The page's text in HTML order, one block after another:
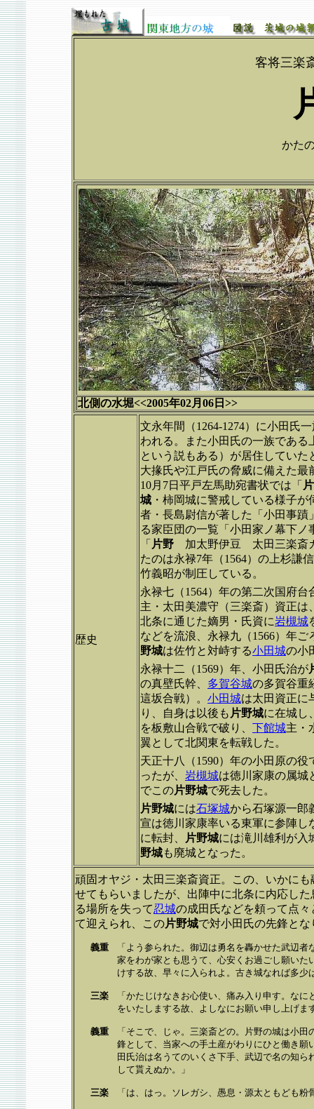
客将三楽
かた
北側の水堀<<2005年02月06日>>
歴史
文永年間（1264-1274）に小田氏
われる。また小田氏の一族であ
という説もある）が居住してい
大掾氏や江戸氏の脅威に備えた
10月7日平戸左馬助宛書状では「
城 ・柿岡城に警戒している様子
者・長島尉信が著した「小田事
る家臣団の一覧「小田家ノ幕下
「 片野 加太野伊豆 太田三楽斎
たのは永禄7年（1564）の上杉謙
竹義昭が制圧している。
永禄七（1564）年の第二次国府
主・太田美濃守（三楽斎）資正
北条に通じた嫡男・氏資に岩槻城
などを流浪、永禄九（1566）年
野城は佐竹と対峙する小田城の小
永禄十二（1569）年、小田氏治が
の真壁氏幹、 多賀谷城の多賀谷重
這坂合戦）。 小田城は太田資正に
り、自身は以後も 片野城に在城し
を板敷山合戦で破り、 下館城主・
翼として北関東を転戦した。
天正十八（1590）年の小田原の役
ったが、 岩槻城は徳川家康の属城
でこの片野城で死去した。
片野城には石塚城から石塚源一郎
宣は徳川家康率いる東軍に参陣し
に転封、
片野城には滝川雄利が入
野城も廃城となった。
頑固オヤジ・太田三楽斎資正。この、いかに
せてもらいましたが、出陣中に北条に内応した
る場所を失って忍城の成田氏などを頼って点
て迎えられ、この片野城で対小田氏の先鋒とな
義重
「よう参られた。御辺は勇名を轟かせた武辺
家をわが家とも思うて、心安くお過ごし願い
けする故、早々に入られよ。古き城なれば多
三楽
「かたじけなきお心使い、痛み入り申す。な
をいたしまする故、よしなにお願い申し上げま
義重
「そこで、じゃ。三楽斎どの。片野の城は小
鋒として、当家への手土産がわりにひと働き
田氏治は名うてのいくさ下手、武辺で名の知
して貰えぬか。」
三楽 「は、はっ。ソレガシ、愚息・源太ともども